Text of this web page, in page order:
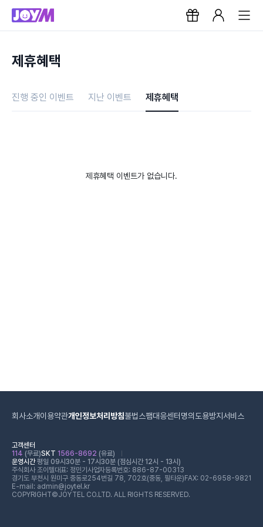
제휴혜택
진행 중인 이벤트 지난 이벤트 제휴혜택
제휴혜택 이벤트가 없습니다.
회사소개이용약관개인정보처리방침불법스팸대응센터 명의도용방지서비스
고객센터
114 (무료)SKT 1566-8692 (유료)
운영시간평일 09시30분 - 17시30분 (점심시간 12시 - 13시)
주식회사 조이텔대표: 정민기 사업자등록번호: 886-87-00313
경기도 부천시 원미구 중동로254번길 78, 702호(중동, 필타운) FAX: 02-6958-9821
E-mail: admin@joytel.kr
COPYRIGHT©JOYTEL CO.LTD. ALL RIGHTS RESERVED.